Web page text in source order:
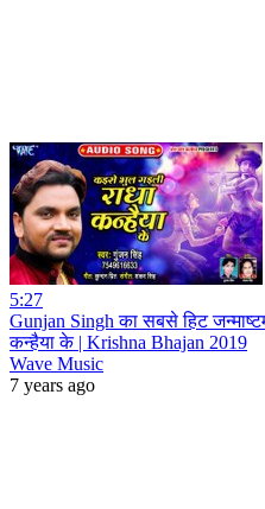
5:27
Gunjan Singh का सबसे हिट
कन्हैया के | Krishna Bhajan 2019
Wave Music
7 years ago